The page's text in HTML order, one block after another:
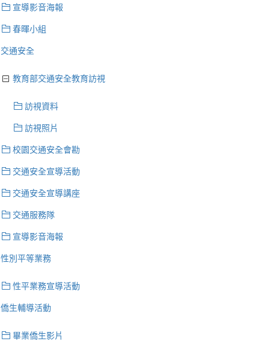
宣導影音海報
春暉小組
交通安全
教育部交通安全教育訪視
訪視資料
訪視照片
校園交通安全會勘
交通安全宣導活動
交通安全宣導講座
交通服務隊
宣導影音海報
性別平等業務
性平業務宣導活動
僑生輔導活動
畢業僑生影片